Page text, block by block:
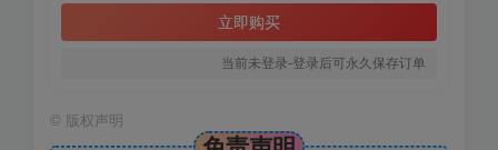
立即购买
当前未登录-登录后可永久保存订单
© 版权声明